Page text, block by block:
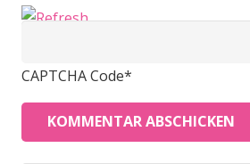
CAPTCHA Code*
KOMMENTAR ABSCHICKEN